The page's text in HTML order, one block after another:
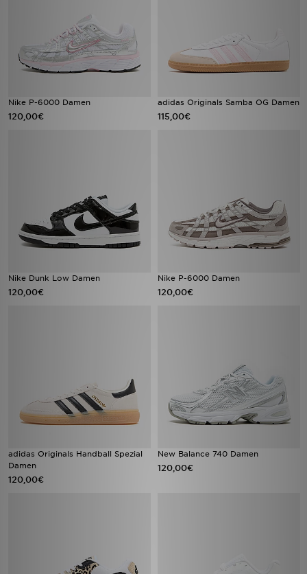
Nike P-6000 Damen
120,00€
adidas Originals Samba OG Damen
115,00€
Nike Dunk Low Damen
120,00€
Nike P-6000 Damen
120,00€
adidas Originals Handball Spezial
Damen
120,00€
New Balance 740 Damen
120,00€